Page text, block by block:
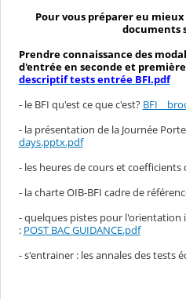
Pour vous préparer eu
documents
Prendre connaissance des
d'entrée en seconde et
descriptif tests entrée BFI.pdf
- le BFI qu'est ce que c'est? BFI _
- la présentation de la Journée
days.pptx.pdf
- les heures de cours et coefficients
- la charte OIB-BFI cadre de
- quelques pistes pour l'orientation
: POST BAC GUIDANCE.pdf
- s'entrainer : les annales des tests